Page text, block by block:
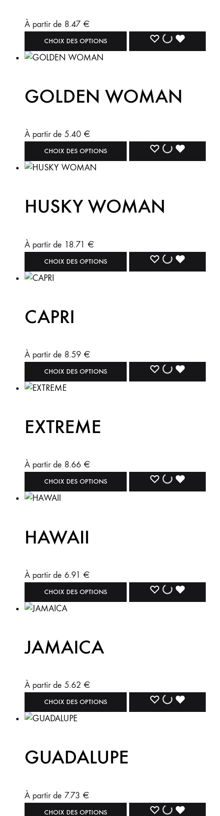
À partir de 8.47 €
CHOIX DES OPTIONS
GOLDEN WOMAN
À partir de 5.40 €
CHOIX DES OPTIONS
HUSKY WOMAN
À partir de 18.71 €
CHOIX DES OPTIONS
CAPRI
À partir de 8.59 €
CHOIX DES OPTIONS
EXTREME
À partir de 8.66 €
CHOIX DES OPTIONS
HAWAII
À partir de 6.91 €
CHOIX DES OPTIONS
JAMAICA
À partir de 5.62 €
CHOIX DES OPTIONS
GUADALUPE
À partir de 7.73 €
CHOIX DES OPTIONS